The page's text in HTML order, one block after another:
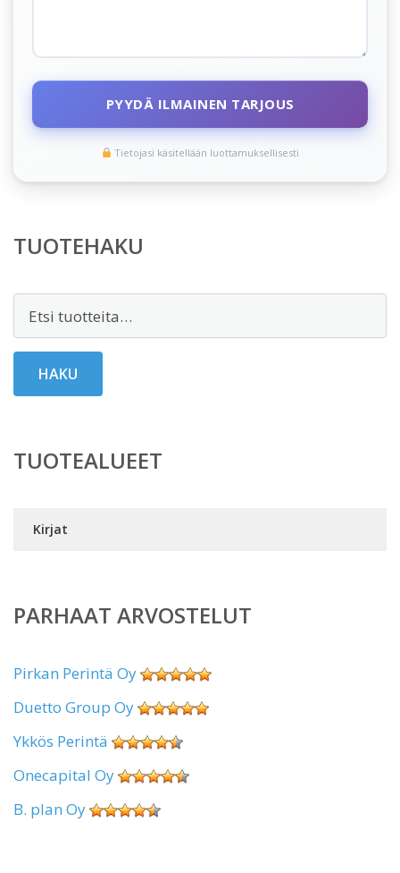
PYYDÄ ILMAINEN TARJOUS
Tietojasi käsitellään luottamuksellisesti
TUOTEHAKU
HAKU
TUOTEALUEET
Kirjat
PARHAAT ARVOSTELUT
Pirkan Perintä Oy
Duetto Group Oy
Ykkös Perintä
Onecapital Oy
B. plan Oy